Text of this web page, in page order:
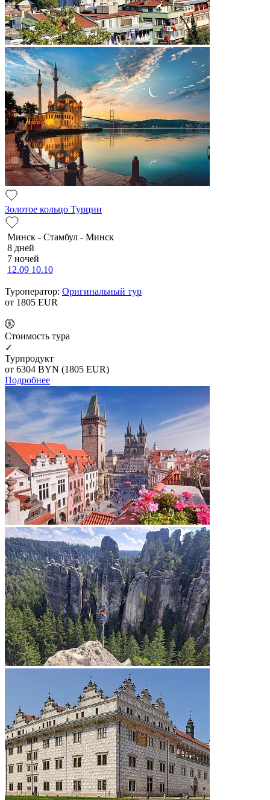
Золотое кольцо Турции
Минск - Стамбул - Минск
8 дней
7 ночей
12.09 10.10
Туроператор: Оригинальный тур
от 1805 EUR
Cтоимость тура
✓
Турпродукт
от 6304 BYN (1805 EUR)
Подробнее